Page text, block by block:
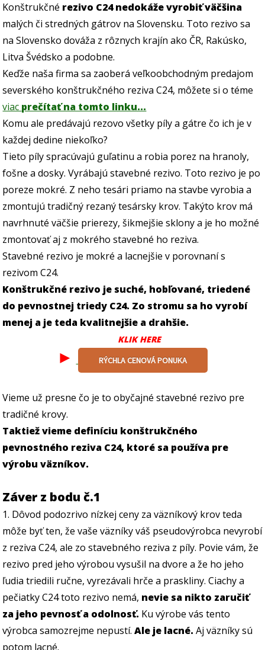
Konštrukčné rezivo C24 nedokáže vyrobiť väčšina
malých či stredných gátrov na Slovensku. Toto rezivo sa
na Slovensko dováža z rôznych krajín ako ČR, Rakúsko,
Litva Švédsko a podobne.
Keďže naša firma sa zaoberá veľkoobchodným predajom
severského konštrukčného reziva C24, môžete si o téme
viac prečítať na tomto linku...
Komu ale predávajú rezovo všetky píly a gátre čo ich je v
každej dedine niekoľko?
Tieto píly spracúvajú guľatinu a robia porez na hranoly,
fošne a dosky. Vyrábajú stavebné rezivo. Toto rezivo je po
poreze mokré. Z neho tesári priamo na stavbe vyrobia a
zmontujú tradičný rezaný tesársky krov. Takýto krov má
navrhnuté väčšie prierezy, šikmejšie sklony a je ho možné
zmontovať aj z mokrého stavebné ho reziva.
Stavebné rezivo je mokré a lacnejšie v porovnaní s
rezivom C24.
Konštrukčné rezivo je suché, hobľované, triedené
do pevnostnej triedy C24. Zo stromu sa ho vyrobí
menej a je teda kvalitnejšie a drahšie.
KLIK HERE
► RÝCHLA CENOVÁ PONUKA
Vieme už presne čo je to obyčajné stavebné rezivo pre
tradičné krovy.
Taktiež vieme definíciu konštrukčného
pevnostného reziva C24, ktoré sa používa pre
výrobu väzníkov.
Záver z bodu č.1
1. Dôvod podozrivo nízkej ceny za väzníkový krov teda
môže byť ten, že vaše väzníky váš pseudovýrobca nevyrobí
z reziva C24, ale zo stavebného reziva z píly. Povie vám, že
rezivo pred jeho výrobou vysušil na dvore a že ho jeho
ľudia triedili ručne, vyrezávali hrče a praskliny. Ciachy a
pečiatky C24 toto rezivo nemá, nevie sa nikto zaručiť
za jeho pevnosť a odolnosť. Ku výrobe vás tento
výrobca samozrejme nepustí. Ale je lacné. Aj väzníky sú
potom lacné.